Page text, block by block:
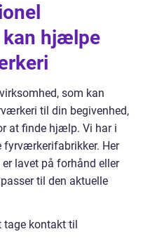
kan hjælpe
som kan
til din begivenhed,
at finde hjælp. Vi har i
fyrværkerifabrikker. Her
lavet på forhånd eller
til den aktuelle
kontakt til